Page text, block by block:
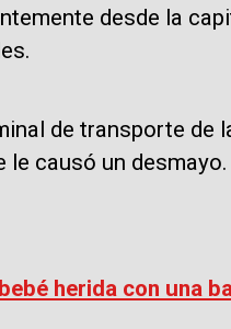
desde la
de transporte de
le causó un desmayo.
herida con una